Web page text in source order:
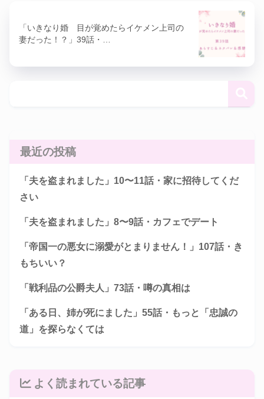
「いきなり婚 目が覚めたらイケメン上司の
妻だった！？」39話・…
最近の投稿
「夫を盗まれました」10〜11話・家に招待してくだ
さい
「夫を盗まれました」8〜9話・カフェでデート
「帝国一の悪女に溺愛がとまりません！」107話・き
もちいい？
「戦利品の公爵夫人」73話・噂の真相は
「ある日、姉が死にました」55話・もっと「忠誠の
道」を探らなくては
よく読まれている記事